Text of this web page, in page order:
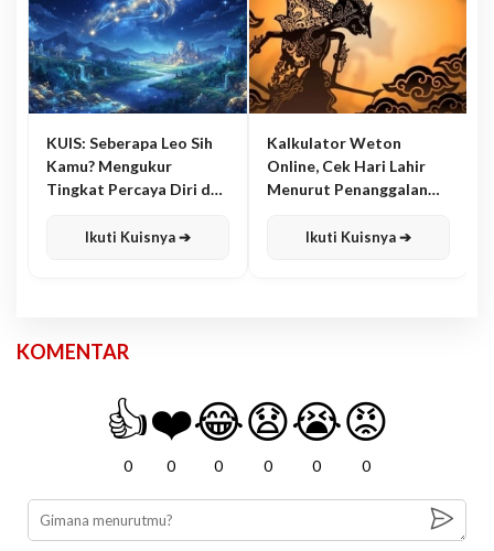
KUIS: Seberapa Leo Sih
Kamu? Mengukur
Tingkat Percaya Diri dan
Ikuti Kuisnya ➔
Kalkulator Weton
Online, Cek Hari Lahir
Menurut Penanggalan
Ikuti Kuisnya ➔
KOMENTAR
👍
0
❤️
0
😂
0
😧
0
😭
0
😡
0